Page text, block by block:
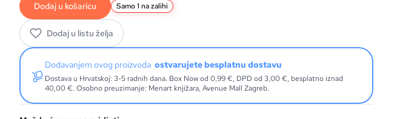
Dodaj u košaricu Samo 1 na zalihi
Dodaj u listu želja
Dodavanjem ovog proizvoda ostvarujete besplatnu dostavu
Dostava u Hrvatskoj: 3-5 radnih dana. Box Now od 0,99 €, DPD od 3,00 €, besplatno iznad
40,00 €. Osobno preuzimanje: Menart knjižara, Avenue Mall Zagreb.